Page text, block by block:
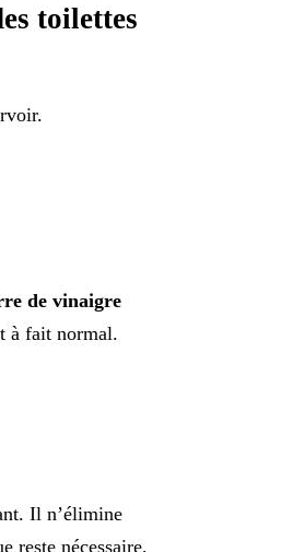
toilettes
de vinaigre
à fait normal.
Il n’élimine
reste nécessaire,